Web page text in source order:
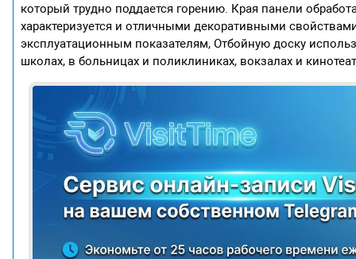
который трудно поддается горению. Края панели
характеризуется и отличными декоративными
эксплуатационным показателям, Отбойную доску
школах, в больницах и поликлиниках, вокзалах и